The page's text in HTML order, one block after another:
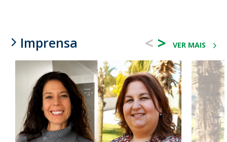
VER MAIS
Imprensa < >